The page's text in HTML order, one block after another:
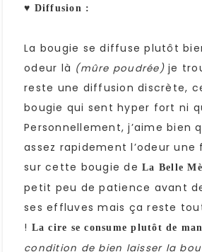
♥ Diffusion :
La bougie se diffuse plutôt
odeur là (mûre poudrée)je
reste une diffusion discrète,
bougie qui sent hyper fort ni
Personnellement, j’aime bien
assez rapidement l’odeur une
sur cette bougie de La Belle
petit peu de patience avant
ses effluves mais ça reste
! La cire se consume plutôt de
condition de bien laisser la